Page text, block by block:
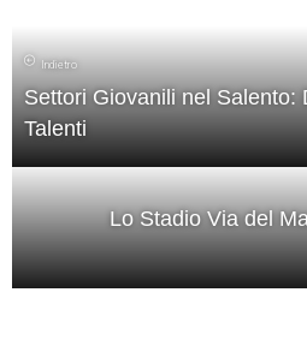
Indietro
Settori Giovanili nel Salento:
Talenti
Lo Stadio Via del